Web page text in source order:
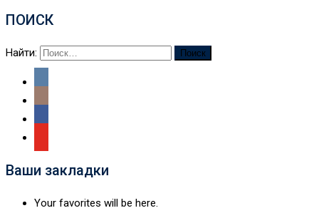
ПОИСК
Найти:
Ваши закладки
Your favorites will be here.